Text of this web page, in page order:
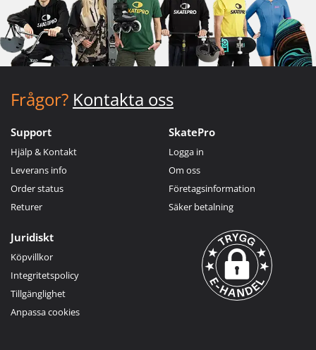
Frågor? Kontakta oss
Support
Hjälp & Kontakt
Leverans info
Order status
Returer
SkatePro
Logga in
Om oss
Företagsinformation
Säker betalning
Juridiskt
Köpvillkor
Integritetspolicy
Tillgänglighet
Anpassa cookies